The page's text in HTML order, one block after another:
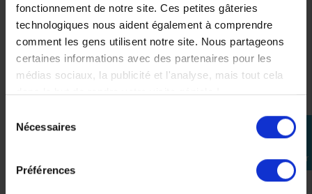
fonctionnement de notre site. Ces petites gâteries
technologiques nous aident également à comprendre
comment les gens utilisent notre site. Nous partageons
certaines informations avec des partenaires pour les
médias sociaux, la publicité et l'analyse, mais tout cela
dans le but de rendre votre visite géniale !
Nécessaires
Préférences
perm_identity
connecter
XS M L
XL 2XL